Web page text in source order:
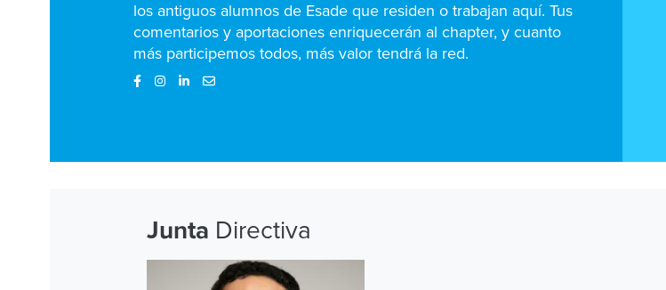
los antiguos alumnos de Esade que residen o trabajan aquí. Tus
comentarios y aportaciones enriquecerán al chapter, y cuanto
más participemos todos, más valor tendrá la red.
Junta Directiva